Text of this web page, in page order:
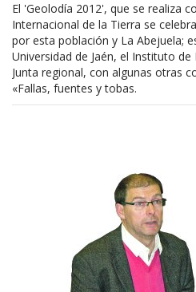
El 'Geolodía 2012', que se realiza
Internacional de la Tierra se
por esta población y La Abejuela;
Universidad de Jaén, el Instituto
Junta regional, con algunas otras
«Fallas, fuentes y tobas.